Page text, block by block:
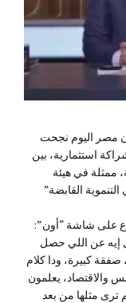
إن مصر اليوم نجحت
استثمارية، بين
ممثلة في هيئة
القابضة”
على شاشة “أون”:
إيه عن اللي حصل
كبيرة، ودا كلام
والاقتصاد، يعلمون
مثلها من بعد